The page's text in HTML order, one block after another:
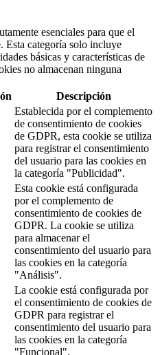
esenciales para que el
Esta categoría solo incluye
básicas y características de
no almacenan ninguna
Descripción
Establecida por el complemento
de consentimiento de cookies
de GDPR, esta cookie se utiliza
para registrar el consentimiento
del usuario para las cookies en
la categoría "Publicidad".
Esta cookie está configurada
por el complemento de
consentimiento de cookies de
GDPR. La cookie se utiliza
para almacenar el
consentimiento del usuario para
las cookies en la categoría
"Análisis".
La cookie está configurada por
el consentimiento de cookies de
GDPR para registrar el
consentimiento del usuario para
las cookies en la categoría
"Funcional".